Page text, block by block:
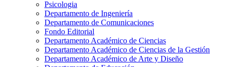
Psicologia
Departamento de Ingeniería
Departamento de Comunicaciones
Fondo Editorial
Departamento Académico de Ciencias
Departamento Académico de Ciencias de la Gestión
Departamento Académico de Arte y Diseño